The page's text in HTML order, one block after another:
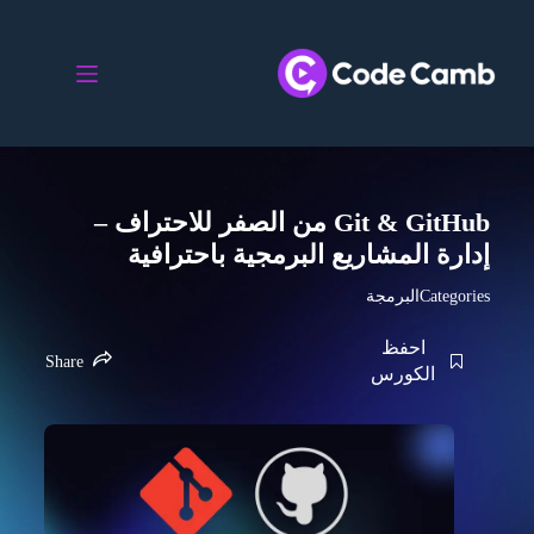
Git & GitHub من الصفر للاحتراف –
إدارة المشاريع البرمجية باحترافية
Categoriesالبرمجة
احفظ
الكورس
Share